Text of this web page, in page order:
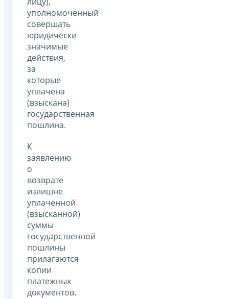
уполномоченный
совершать
юридически
значимые
действия,
за
которые
уплачена
(взыскана)
государственная
пошлина.
К
заявлению
о
возврате
излишне
уплаченной
(взысканной)
суммы
государственной
пошлины
прилагаются
копии
платежных
документов.